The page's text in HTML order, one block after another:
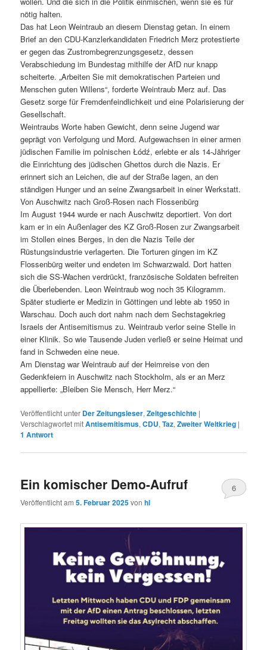
nötig halten.
Das hat Leon Weintraub an diesem Dienstag getan. In einem
Brief an den CDU-Kanzlerkandidaten Friedrich Merz protestierte
er gegen das Zustrombegrenzungsgesetz, dessen
Verabschiedung im Bundestag mithilfe der AfD nur knapp
scheiterte. „Arbeiten Sie mit demokratischen Parteien und
Menschen guten Willens“, forderte Weintraub Merz auf. Das
Gesetz sorge für Fremdenfeindlichkeit und eine Polarisierung der
Gesellschaft.
Weintraubs Worte haben Gewicht, denn seine Jugend war
geprägt von Verfolgung und Mord. Aufgewachsen in einer armen
jüdischen Familie im polnischen Łódź, erlebte er als 14-Jähriger
die Einrichtung des jüdischen Ghettos durch die Nazis. Er
erinnert sich an Leichen, die auf der Straße lagen, an den
ständigen Hunger und an seine Zwangsarbeit in einer Werkstatt.
Von Auschwitz nach Groß-Rosen nach Flossenbürg
Im August 1944 wurde er nach Auschwitz deportiert. Von dort
kam er in ein Außenlager des KZ Groß-Rosen zur Zwangsarbeit
im Stollen eines Berges, in den die Nazis Teile der
Rüstungsindustrie verlagerten. Die Torturen gingen im KZ
Flossenbürg weiter und endeten im Schwarzwald. Dort hatten
sich die SS-Wachen verdrückt, französische Soldaten befreiten
die Überlebenden. Leon Weintraub wog noch 35 Kilogramm.
Später studierte er Medizin in Göttingen und lebte ab 1950 in
Warschau. Doch auch dort nahm nach dem Sechstagekrieg
Israels der Antisemitismus zu. Weintraub verlor seine Stelle in
einer Klinik. So wie Tausende Juden verließ er seine Heimat und
fand in Schweden eine neue.
Am Dienstag war Weintraub auf der Heimreise von den
Gedenkfeiern in Auschwitz nach Stockholm, als er an Merz
appellierte: „Bleiben Sie Mensch, Herr Merz.“
Veröffentlicht unter Der Zeitungsleser,Zeitgeschichte |
Verschlagwortet mitAntisemitismus,CDU,Taz,Zweiter Weltkrieg |
1 Antwort
Ein komischer Demo-Aufruf
Veröffentlicht am5. Februar 2025vonhl
6